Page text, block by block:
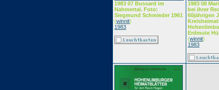
1983 07 Bussard im
Nahmertal. Foto:
Siegmund Schmieder 1961
(winnit)
1983
1983 08
bei ihrer
60jährigen
Erdmute
(winnit)
1983